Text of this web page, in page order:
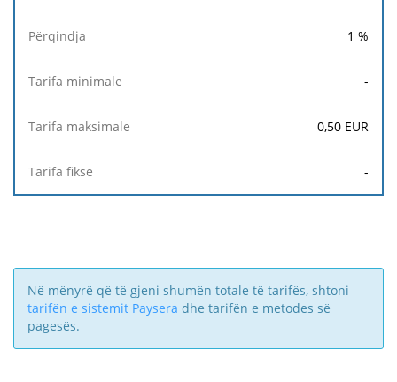
1 %
-
0,50 EUR
-
Në mënyrë që të gjeni shumën totale të tarifës, shtoni
tarifën e sistemit Paysera dhe tarifën e metodes së
pagesës.